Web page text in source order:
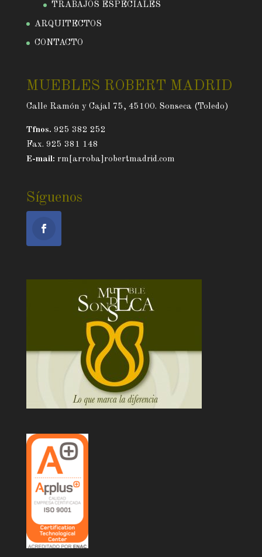
TRABAJOS ESPECIALES
ARQUITECTOS
CONTACTO
MUEBLES ROBERT MADRID
Calle Ramón y Cajal 75, 45100. Sonseca (Toledo)
Tfnos. 925 382 252
Fax. 925 381 148
E-mail: rm[arroba]robertmadrid.com
Síguenos